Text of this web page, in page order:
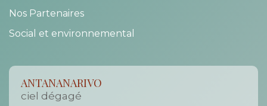
Nos Partenaires
Social et environnemental
ANTANANARIVO
ciel dégagé